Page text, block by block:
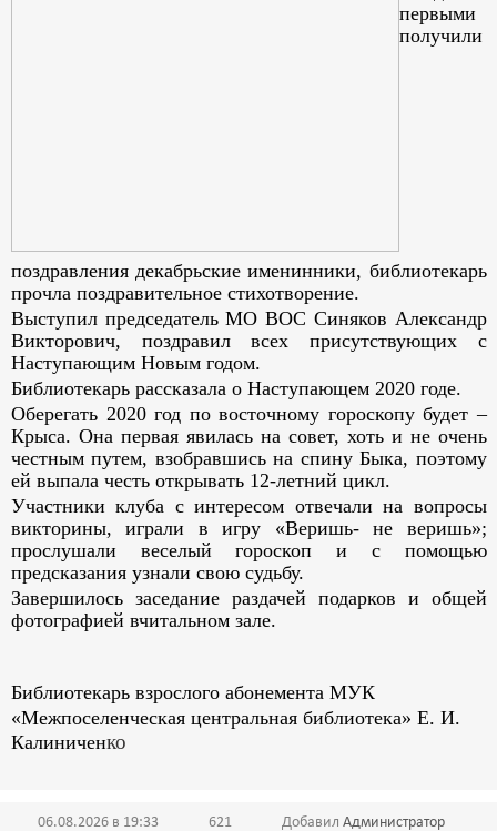
первыми
получили
поздравления декабрьские именинники, библиотекарь
прочла поздравительное стихотворение.
Выступил председатель МО ВОС Синяков Александр
Викторович, поздравил всех присутствующих с
Наступающим Новым годом.
Библиотекарь рассказала о Наступающем 2020 годе.
Оберегать 2020 год по восточному гороскопу будет –
Крыса. Она первая явилась на совет, хоть и не очень
честным путем, взобравшись на спину Быка, поэтому
ей выпала честь открывать 12-летний цикл.
Участники клуба с интересом отвечали на вопросы
викторины, играли в игру «Веришь- не веришь»;
прослушали веселый гороскоп и с помощью
предсказания узнали свою судьбу.
Завершилось заседание раздачей подарков и общей
фотографией вчитальном зале.
Библиотекарь взрослого абонемента МУК
«Межпоселенческая центральная библиотека» Е. И.
Калиниченко
06.08.2026 в 19:33 621 Добавил Администратор